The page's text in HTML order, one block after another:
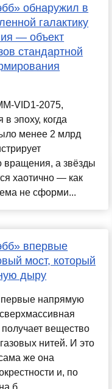
обнаружил в
галактику
— объект
стандартной
VID1-2075,
эпоху, когда
менее 2 млрд
вращения, а звёзды
хаотично — как
не сформи...
впервые
мост, который
дыру
напрямую
вещество
нитей. И это
же она
и, по